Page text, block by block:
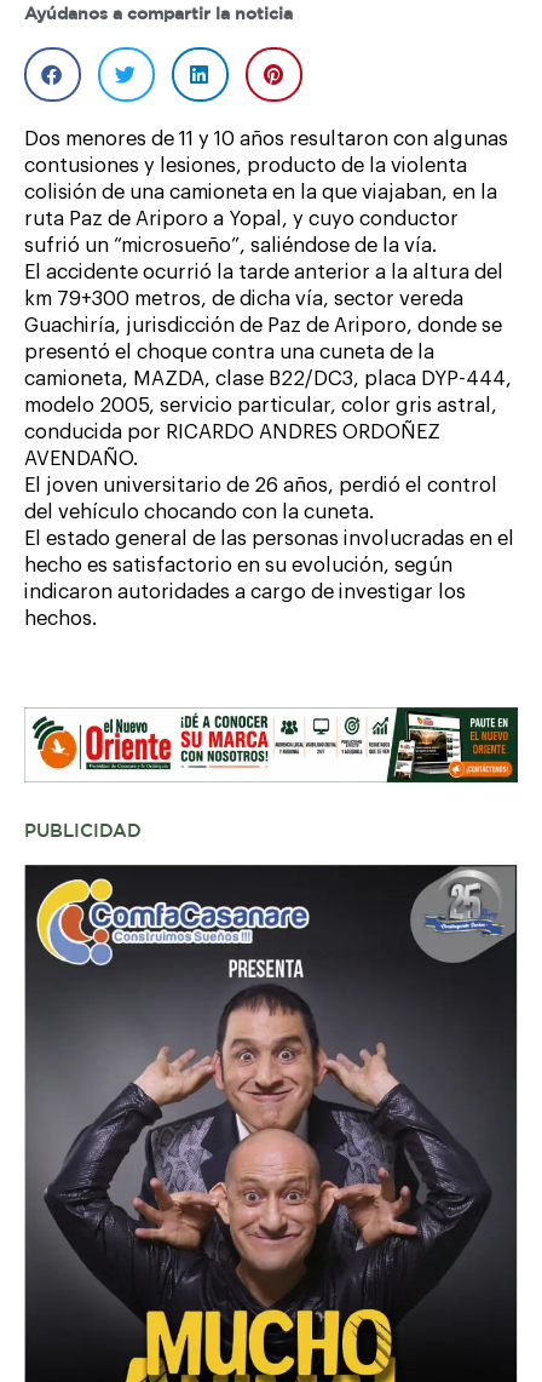
Ayúdanos a compartir la noticia
Dos menores de 11 y 10 años resultaron con algunas
contusiones y lesiones, producto de la violenta
colisión de una camioneta en la que viajaban, en la
ruta Paz de Ariporo a Yopal, y cuyo conductor
sufrió un “microsueño”, saliéndose de la vía.
El accidente ocurrió la tarde anterior a la altura del
km 79+300 metros, de dicha vía, sector vereda
Guachiría, jurisdicción de Paz de Ariporo, donde se
presentó el choque contra una cuneta de la
camioneta, MAZDA, clase B22/DC3, placa DYP-444,
modelo 2005, servicio particular, color gris astral,
conducida por RICARDO ANDRES ORDOÑEZ
AVENDAÑO.
El joven universitario de 26 años, perdió el control
del vehículo chocando con la cuneta.
El estado general de las personas involucradas en el
hecho es satisfactorio en su evolución, según
indicaron autoridades a cargo de investigar los
hechos.
PUBLICIDAD